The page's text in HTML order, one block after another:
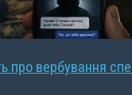
про вербування